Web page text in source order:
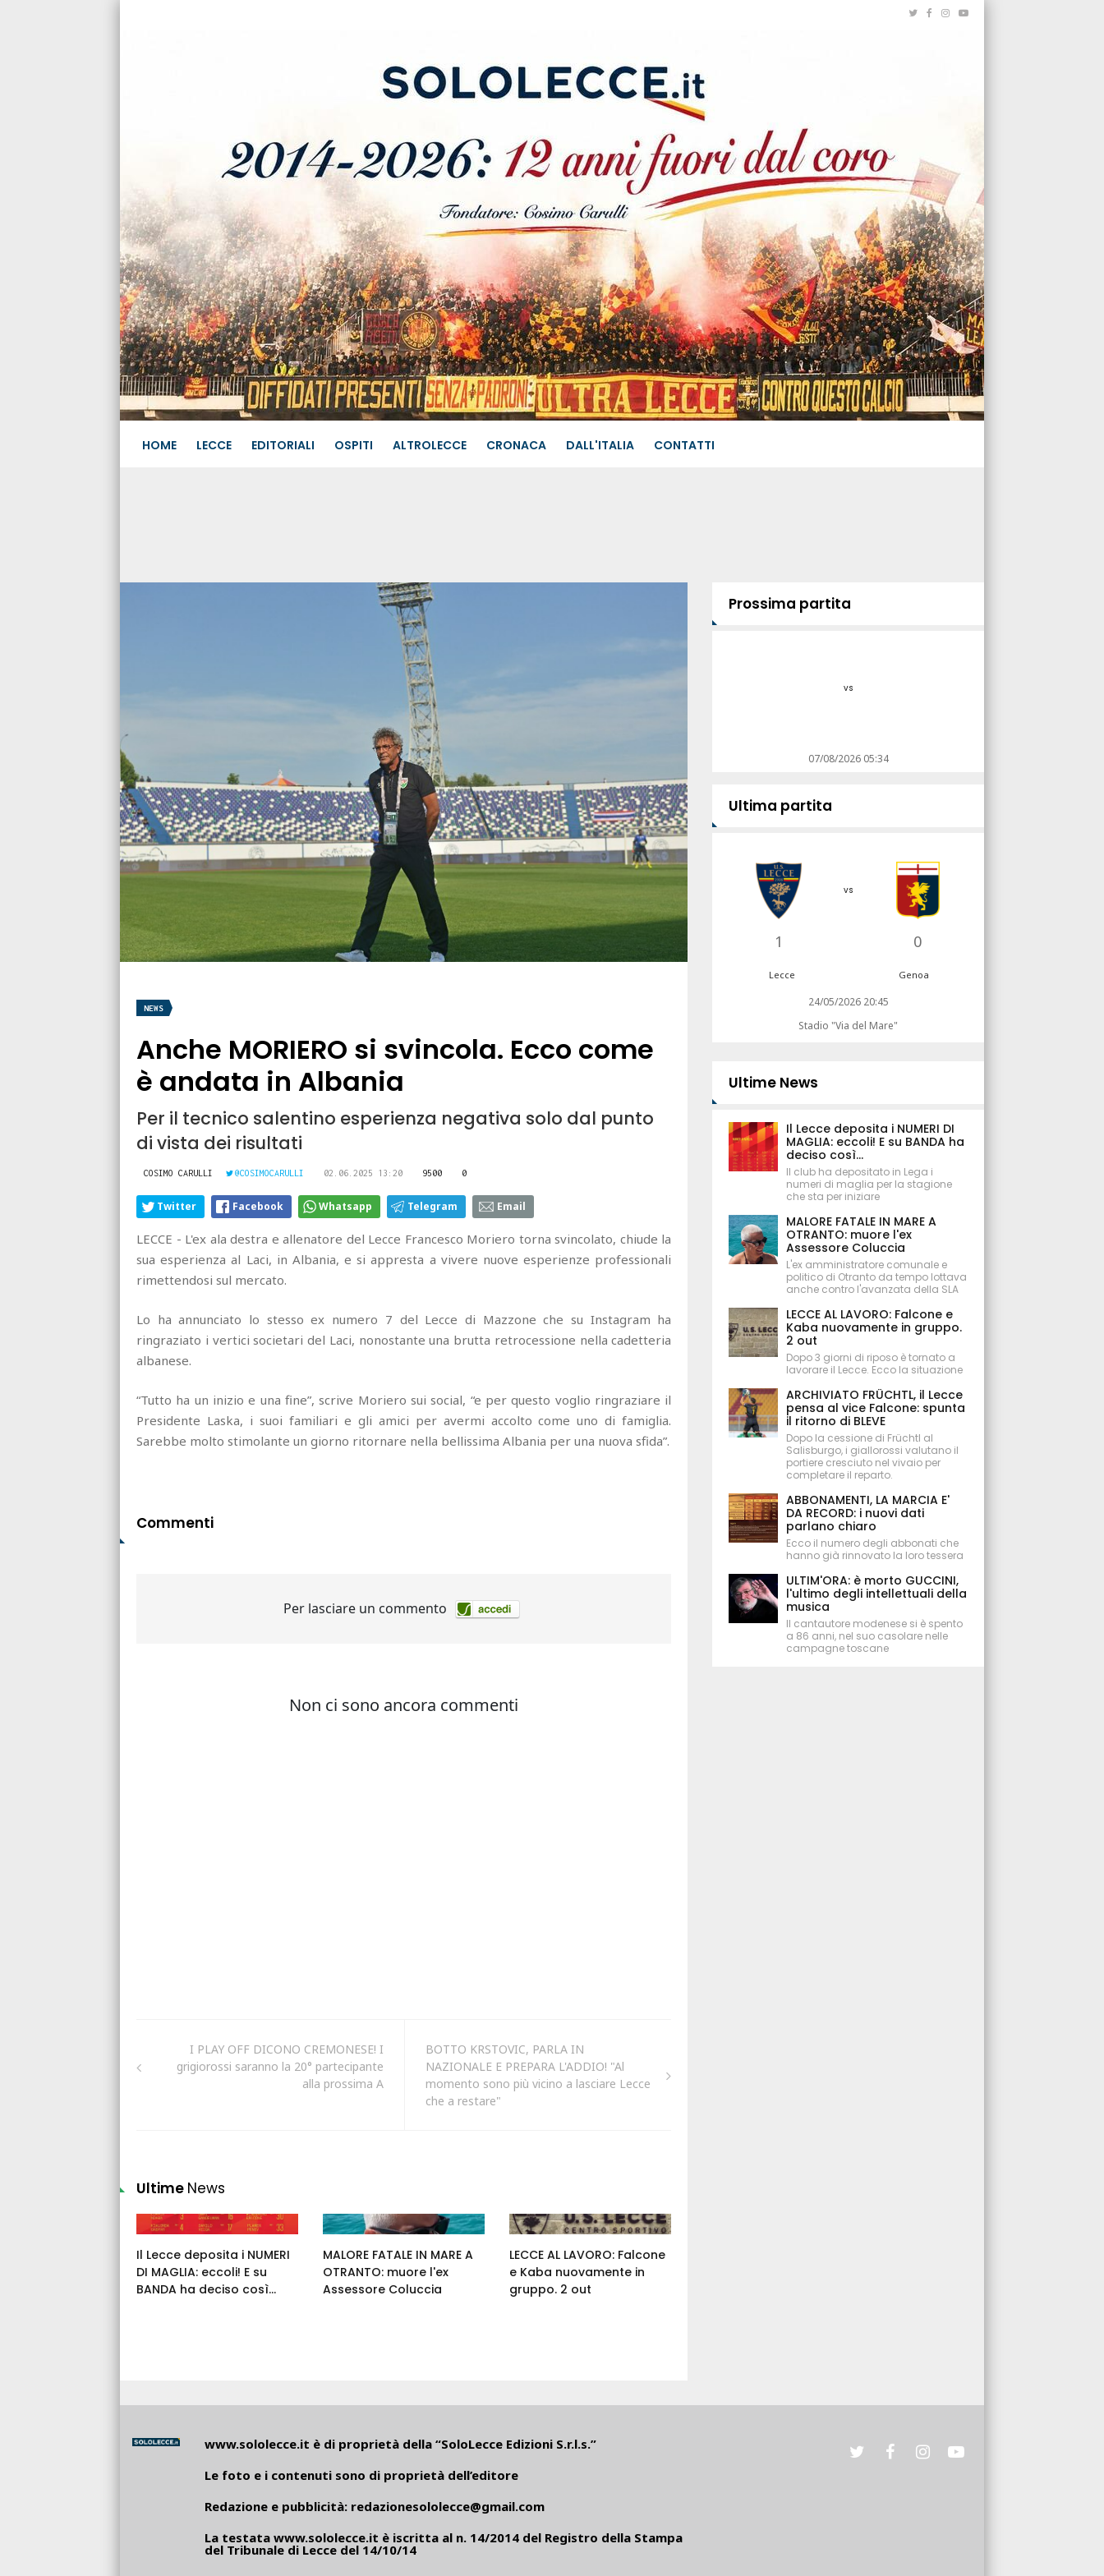
HOME LECCE EDITORIALI OSPITI ALTROLECCE CRONACA DALL'ITALIA CONTATTI
NEWS
Anche MORIERO si svincola. Ecco come
è andata in Albania
Per il tecnico salentino esperienza negativa solo dal punto
di vista dei risultati
COSIMO CARULLI @COSIMOCARULLI 02.06.2025 13:20 9500 0
Twitter Facebook Whatsapp Telegram Email
LECCE - L'ex ala destra e allenatore del Lecce Francesco Moriero torna svincolato, chiude la
sua esperienza al Laci, in Albania, e si appresta a vivere nuove esperienze professionali
rimettendosi sul mercato.
Lo ha annunciato lo stesso ex numero 7 del Lecce di Mazzone che su Instagram ha
ringraziato i vertici societari del Laci, nonostante una brutta retrocessione nella cadetteria
albanese.
“Tutto ha un inizio e una fine”, scrive Moriero sui social, “e per questo voglio ringraziare il
Presidente Laska, i suoi familiari e gli amici per avermi accolto come uno di famiglia.
Sarebbe molto stimolante un giorno ritornare nella bellissima Albania per una nuova sfida”.
Commenti
I PLAY OFF DICONO CREMONESE! I
grigiorossi saranno la 20° partecipante
alla prossima A
BOTTO KRSTOVIC, PARLA IN
NAZIONALE E PREPARA L'ADDIO! "Al
momento sono più vicino a lasciare Lecce
che a restare"
Ultime News
Il Lecce deposita i NUMERI
DI MAGLIA: eccoli! E su
BANDA ha deciso così...
MALORE FATALE IN MARE A
OTRANTO: muore l'ex
Assessore Coluccia
LECCE AL LAVORO: Falcone
e Kaba nuovamente in
gruppo. 2 out
Prossima partita
vs
07/08/2026 05:34
Ultima partita
1
vs
0
Lecce Genoa
24/05/2026 20:45
Stadio "Via del Mare"
Ultime News
Il Lecce deposita i NUMERI DI
MAGLIA: eccoli! E su BANDA ha
deciso così...
Il club ha depositato in Lega i
numeri di maglia per la stagione
che sta per iniziare
MALORE FATALE IN MARE A
OTRANTO: muore l'ex
Assessore Coluccia
L'ex amministratore comunale e
politico di Otranto da tempo lottava
anche contro l'avanzata della SLA
LECCE AL LAVORO: Falcone e
Kaba nuovamente in gruppo.
2 out
Dopo 3 giorni di riposo è tornato a
lavorare il Lecce. Ecco la situazione
ARCHIVIATO FRÜCHTL, il Lecce
pensa al vice Falcone: spunta
il ritorno di BLEVE
Dopo la cessione di Früchtl al
Salisburgo, i giallorossi valutano il
portiere cresciuto nel vivaio per
completare il reparto.
ABBONAMENTI, LA MARCIA E'
DA RECORD: i nuovi dati
parlano chiaro
Ecco il numero degli abbonati che
hanno già rinnovato la loro tessera
ULTIM'ORA: è morto GUCCINI,
l'ultimo degli intellettuali della
musica
Il cantautore modenese si è spento
a 86 anni, nel suo casolare nelle
campagne toscane
www.sololecce.it è di proprietà della “SoloLecce Edizioni S.r.l.s.”
Le foto e i contenuti sono di proprietà dell’editore
Redazione e pubblicità: redazionesololecce@gmail.com
La testata www.sololecce.it è iscritta al n. 14/2014 del Registro della Stampa
del Tribunale di Lecce del 14/10/14